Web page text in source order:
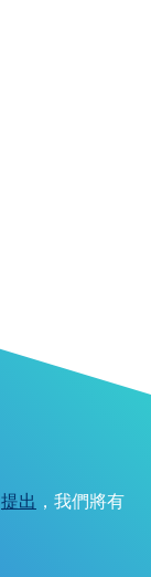
提出 ，我們將有